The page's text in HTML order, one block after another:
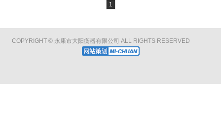
1
COPYRIGHT © 永康市大阳衡器有限公司 ALL RIGHTS RESERVED